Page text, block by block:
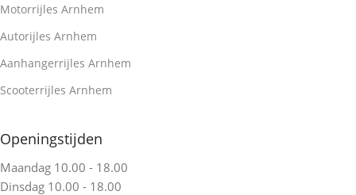
Motorrijles Arnhem
Autorijles Arnhem
Aanhangerrijles Arnhem
Scooterrijles Arnhem
Openingstijden
Maandag 10.00 - 18.00
Dinsdag 10.00 - 18.00